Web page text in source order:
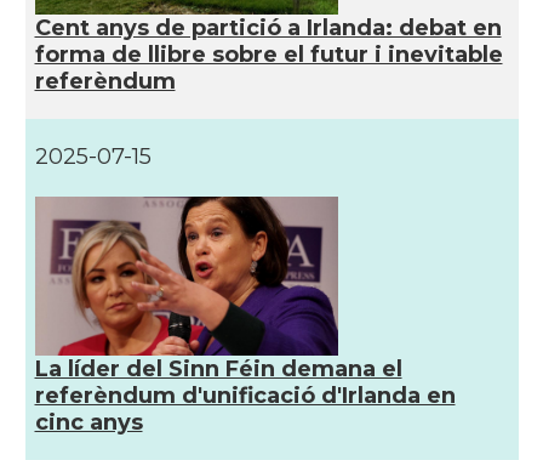
CAMON Catalans a SHEFFIELD
CAMON
CAMON
CAMON Catalans a WIGHT
CAMON Catalans a YORK
Casal Catalans UK
Casal
Cent anys de partició a Irlanda: debat en
forma de llibre sobre el futur i inevitable
referèndum
2025-07-15
La líder del Sinn Féin demana el
referèndum d'unificació d'Irlanda en
cinc anys